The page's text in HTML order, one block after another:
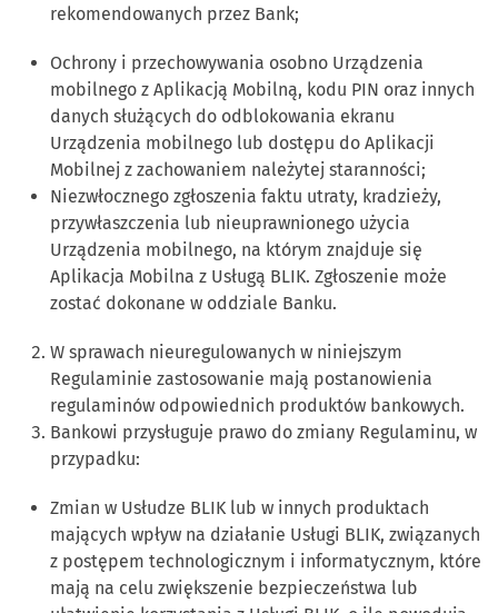
rekomendowanych przez Bank;
Ochrony i przechowywania osobno Urządzenia
mobilnego z Aplikacją Mobilną, kodu PIN oraz innych
danych służących do odblokowania ekranu
Urządzenia mobilnego lub dostępu do Aplikacji
Mobilnej z zachowaniem należytej staranności;
Niezwłocznego zgłoszenia faktu utraty, kradzieży,
przywłaszczenia lub nieuprawnionego użycia
Urządzenia mobilnego, na którym znajduje się
Aplikacja Mobilna z Usługą BLIK. Zgłoszenie może
zostać dokonane w oddziale Banku.
W sprawach nieuregulowanych w niniejszym
Regulaminie zastosowanie mają postanowienia
regulaminów odpowiednich produktów bankowych.
Bankowi przysługuje prawo do zmiany Regulaminu, w
przypadku:
Zmian w Usłudze BLIK lub w innych produktach
mających wpływ na działanie Usługi BLIK, związanych
z postępem technologicznym i informatycznym, które
mają na celu zwiększenie bezpieczeństwa lub